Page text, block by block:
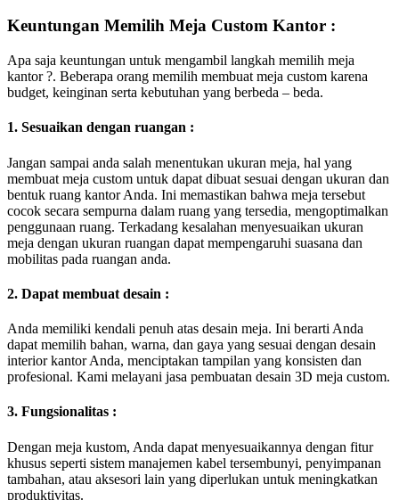
Keuntungan Memilih Meja Custom Kantor :
Apa saja keuntungan untuk mengambil langkah memilih meja
kantor ?. Beberapa orang memilih membuat meja custom karena
budget, keinginan serta kebutuhan yang berbeda – beda.
1. Sesuaikan dengan ruangan :
Jangan sampai anda salah menentukan ukuran meja, hal yang
membuat meja custom untuk dapat dibuat sesuai dengan ukuran dan
bentuk ruang kantor Anda. Ini memastikan bahwa meja tersebut
cocok secara sempurna dalam ruang yang tersedia, mengoptimalkan
penggunaan ruang. Terkadang kesalahan menyesuaikan ukuran
meja dengan ukuran ruangan dapat mempengaruhi suasana dan
mobilitas pada ruangan anda.
2. Dapat membuat desain :
Anda memiliki kendali penuh atas desain meja. Ini berarti Anda
dapat memilih bahan, warna, dan gaya yang sesuai dengan desain
interior kantor Anda, menciptakan tampilan yang konsisten dan
profesional. Kami melayani jasa pembuatan desain 3D meja custom.
3. Fungsionalitas :
Dengan meja kustom, Anda dapat menyesuaikannya dengan fitur
khusus seperti sistem manajemen kabel tersembunyi, penyimpanan
tambahan, atau aksesori lain yang diperlukan untuk meningkatkan
produktivitas.